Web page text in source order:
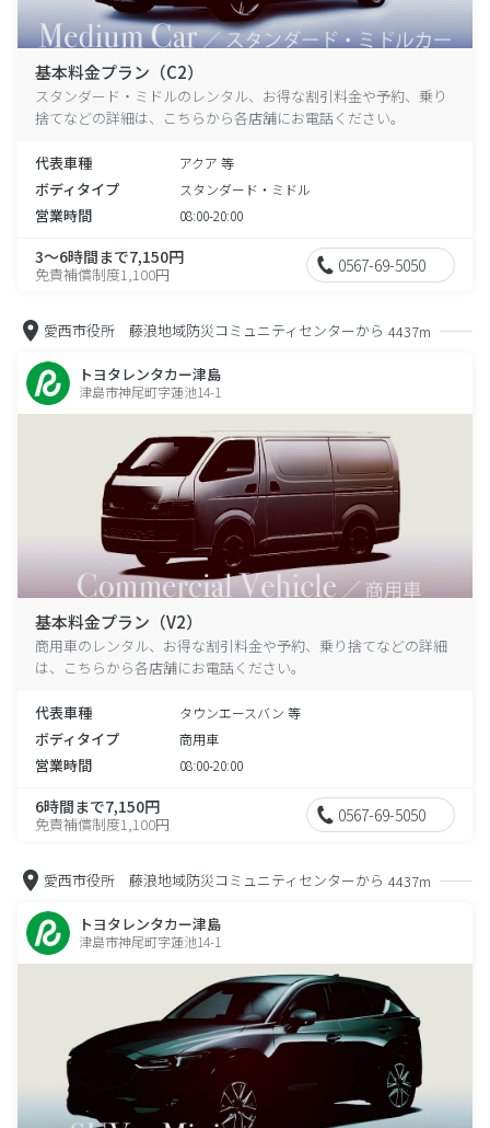
基本料金プラン（C2）
スタンダード・ミドルのレンタル、お得な割引料金や予約、乗り
捨てなどの詳細は、こちらから各店舗にお電話ください。
代表車種 アクア 等
ボディタイプ スタンダード・ミドル
営業時間 08:00-20:00
3～6時間まで7,150円
免責補償制度1,100円 0567-69-5050
愛西市役所 藤浪地域防災コミュニティセンターから 4437m
トヨタレンタカー津島
津島市神尾町字蓮池14-1
基本料金プラン（V2）
商用車のレンタル、お得な割引料金や予約、乗り捨てなどの詳細
は、こちらから各店舗にお電話ください。
代表車種 タウンエースバン 等
ボディタイプ 商用車
営業時間 08:00-20:00
6時間まで7,150円
免責補償制度1,100円 0567-69-5050
愛西市役所 藤浪地域防災コミュニティセンターから 4437m
トヨタレンタカー津島
津島市神尾町字蓮池14-1